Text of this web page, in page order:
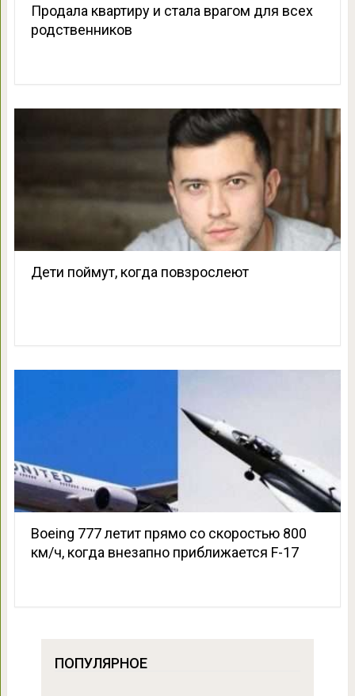
Продала квартиру и стала врагом для всех
родственников
Дети поймут, когда повзрослеют
Boeing 777 летит прямо со скоростью 800
км/ч, когда внезапно приближается F-17
ПОПУЛЯРНОЕ